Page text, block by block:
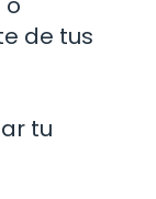
de tus
tu